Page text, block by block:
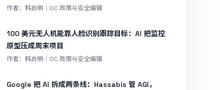
作者：韩启明｜OC 政策与安全编辑
100 美元无人机能靠人脸识别跟踪目标：AI 把监控
原型压成周末项目
作者：韩启明｜OC 政策与安全编辑
Google 把 AI 拆成两条线：Hassabis 管 AGI，